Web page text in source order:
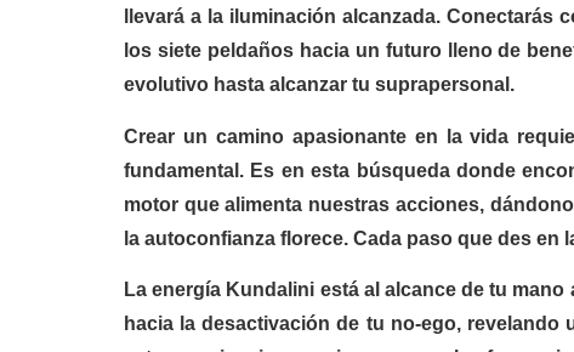
llevará a la iluminación alcanzada.
los siete peldaños hacia un futuro lleno de
evolutivo hasta alcanzar tu suprapersonal.
Crear un camino apasionante en la vida
fundamental. Es en esta búsqueda donde
motor que alimenta nuestras acciones,
la autoconfianza florece. Cada paso que des
La energía Kundalini está al alcance de tu mano
hacia la desactivación de tu no-ego,